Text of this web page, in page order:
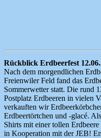
Rückblick Erdbeerfest
Nach dem morgendlichen
Freienwiler Feld fand das
Sommerwetter statt. Die rund
Postplatz Erdbeeren in vielen
verkauften wir
Erdbeertörtchen und -glacé.
Shirts mit einer tollen
in Kooperation mit der JEB!